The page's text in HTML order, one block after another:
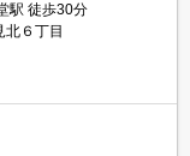
駅 徒歩30分
６丁目